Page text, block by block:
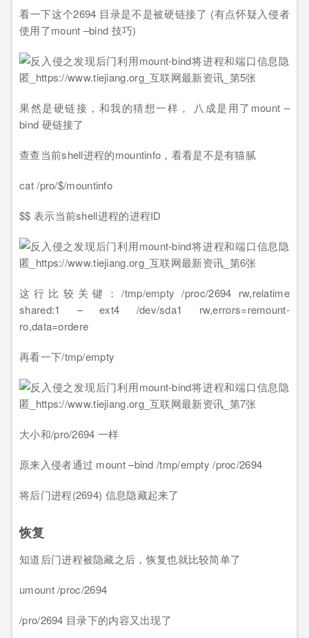
看一下这个2694 目录是不是被硬链接了 (有点怀疑入侵者
使用了mount –bind 技巧)
果然是硬链接，和我的猜想一样， 八成是用了mount –
bind 硬链接了
查查当前shell进程的mountinfo，看看是不是有猫腻
cat /pro/$/mountinfo
$$ 表示当前shell进程的进程ID
这行比较关键：/tmp/empty /proc/2694 rw,relatime
shared:1 – ext4 /dev/sda1 rw,errors=remount-
ro,data=ordere
再看一下/tmp/empty
大小和/pro/2694 一样
原来入侵者通过 mount –bind /tmp/empty /proc/2694
将后门进程(2694) 信息隐藏起来了
恢复
知道后门进程被隐藏之后，恢复也就比较简单了
umount /proc/2694
/pro/2694 目录下的内容又出现了